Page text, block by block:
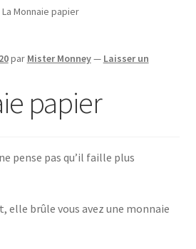
La Monnaie papier
par Mister Monney— Laisser un
papier
pense pas qu’il faille plus
elle brûle vous avez une monnaie